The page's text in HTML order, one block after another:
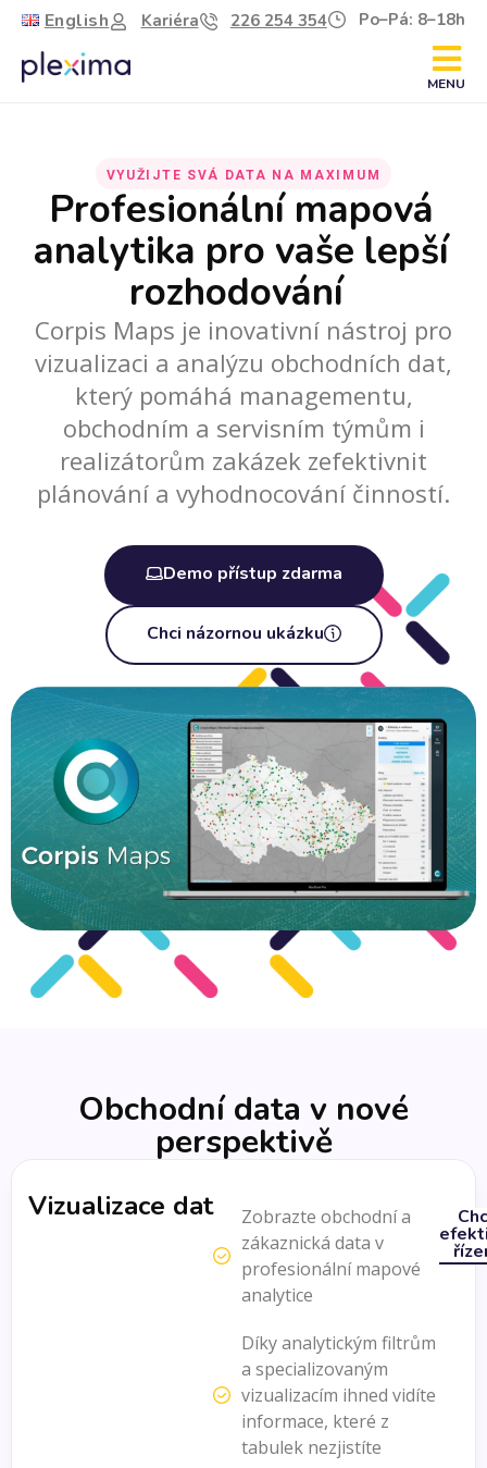
English Kariéra 226 254 354 Po–Pá: 8–18h
MENU
VYUŽIJTE SVÁ DATA NA MAXIMUM
Profesionální mapová
analytika pro vaše lepší
rozhodování
Corpis Maps je inovativní nástroj pro
vizualizaci a analýzu obchodních dat,
který pomáhá managementu,
obchodním a servisním týmům i
realizátorům zakázek zefektivnit
plánování a vyhodnocování činností.
Demo přístup zdarma
Chci názornou ukázku
Obchodní data v nové
perspektivě
Vizualizace dat
Zobrazte obchodní a
zákaznická data v
profesionální mapové
analytice
Díky analytickým filtrům
a specializovaným
vizualizacím ihned vidíte
informace, které z
tabulek nezjistíte